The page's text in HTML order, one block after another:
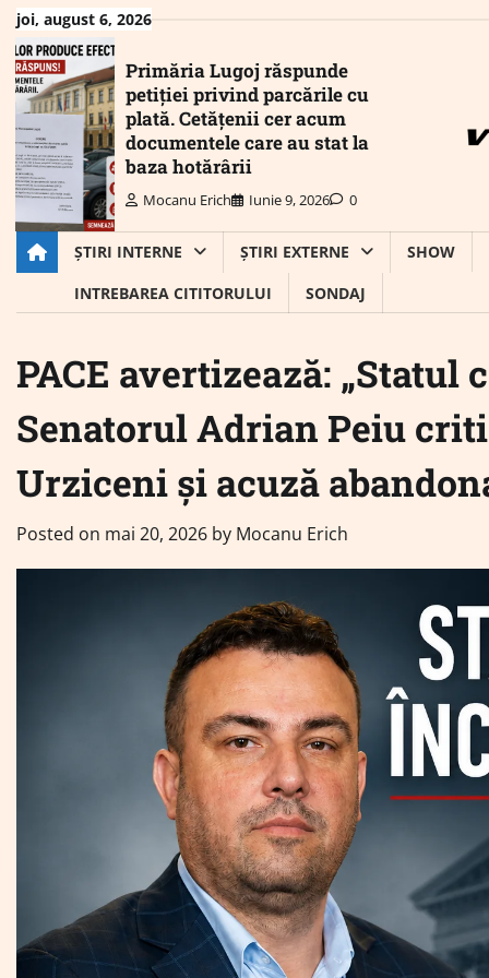
Skip
content
joi, august 6, 2026
Primăria Lugoj răspunde
petiției privind parcările cu
plată. Cetățenii cer acum
documentele care au stat la
baza hotărârii
Mocanu Erich Iunie 9, 2026 0
ȘTIRI INTERNE ȘTIRI EXTERNE
SHOW
INTREBAREA CITITORULUI
SONDAJ
PACE avertizează:
Senatorul Adrian Peiu
Urziceni și acuză
Posted on mai 20, 2026 by Mocanu Erich